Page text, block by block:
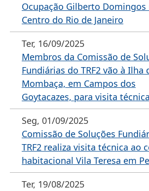
Ocupação Gilberto Domingos
Centro do Rio de Janeiro
Ter, 16/09/2025
Membros da Comissão de
Fundiárias do TRF2 vão à Ilha
Mombaça, em Campos dos
Goytacazes, para visita técnica
Seg, 01/09/2025
Comissão de Soluções
TRF2 realiza visita técnica ao
habitacional Vila Teresa em
Ter, 19/08/2025